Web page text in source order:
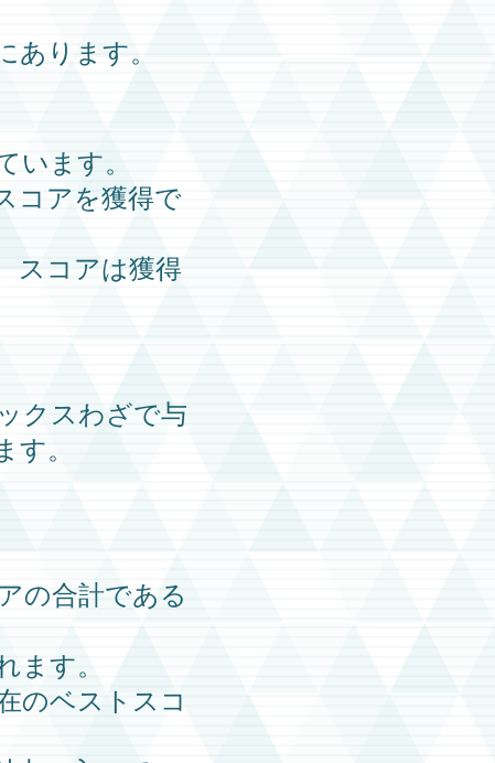
あります。
います。
コアを獲得で
スコアは獲得
クスわざで与
。
の合計である
ます。
のベストスコ